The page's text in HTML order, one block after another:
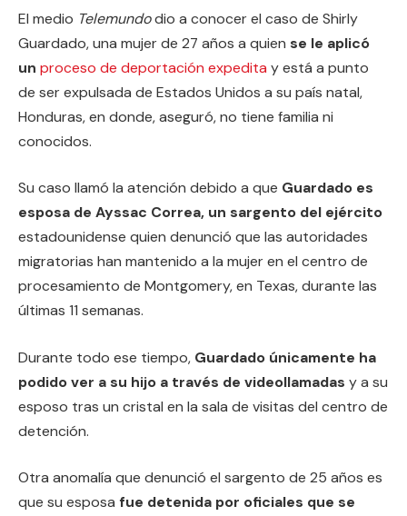
El medio Telemundodio a conocer el caso de Shirly
Guardado, una mujer de 27 años a quien se le aplicó
un proceso de deportación expedita y está a punto
de ser expulsada de Estados Unidos a su país natal,
Honduras, en donde, aseguró, no tiene familia ni
conocidos.
Su caso llamó la atención debido a que Guardado es
esposa de Ayssac Correa, un sargento del ejército
estadounidense quien denunció que las autoridades
migratorias han mantenido a la mujer en el centro de
procesamiento de Montgomery, en Texas, durante las
últimas 11 semanas.
Durante todo ese tiempo, Guardado únicamente ha
podido ver a su hijo a través de videollamadas y a su
esposo tras un cristal en la sala de visitas del centro de
detención.
Otra anomalía que denunció el sargento de 25 años es
que su esposa fue detenida por oficiales que se